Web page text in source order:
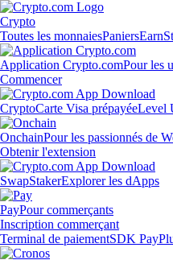
Crypto
Toutes les monnaiesPaniersEarn
Application Crypto.comPour les
Commencer
CryptoCarte Visa prépayéeLevel
OnchainPour les passionnés de
Obtenir l'extension
SwapStakerExplorer les dApps
PayPour commerçants
Inscription commerçant
Terminal de paiementSDK Pay